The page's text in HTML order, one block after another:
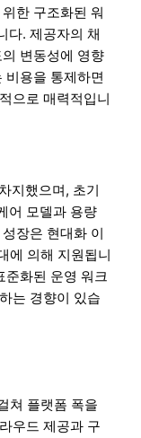
한 구조화된 워
다. 제공자의 채
변동성에 영향
비용을 통제하면
으로 매력적입니
지했으며, 초기
어 모델과 용량
장은 현대화 이
에 의해 지원됩니
준화된 운영 워크
는 경향이 있습
쳐 플랫폼 폭을
우드 제공과 구